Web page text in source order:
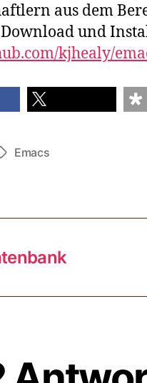
aus dem
und
kjhealy/
Emacs